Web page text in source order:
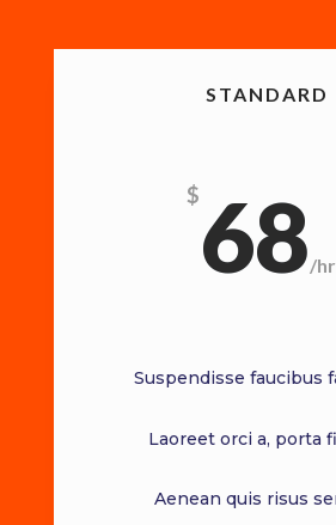
STANDARD
$68/hr
Suspendisse faucibus
Laoreet orci a, porta
Aenean quis risus